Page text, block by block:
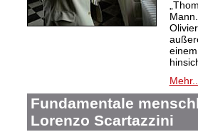
Mehr...
Fundamentale
Lorenzo Scartazzini